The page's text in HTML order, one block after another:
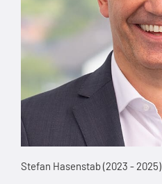
Stefan Hasenstab (2023 - 2025)